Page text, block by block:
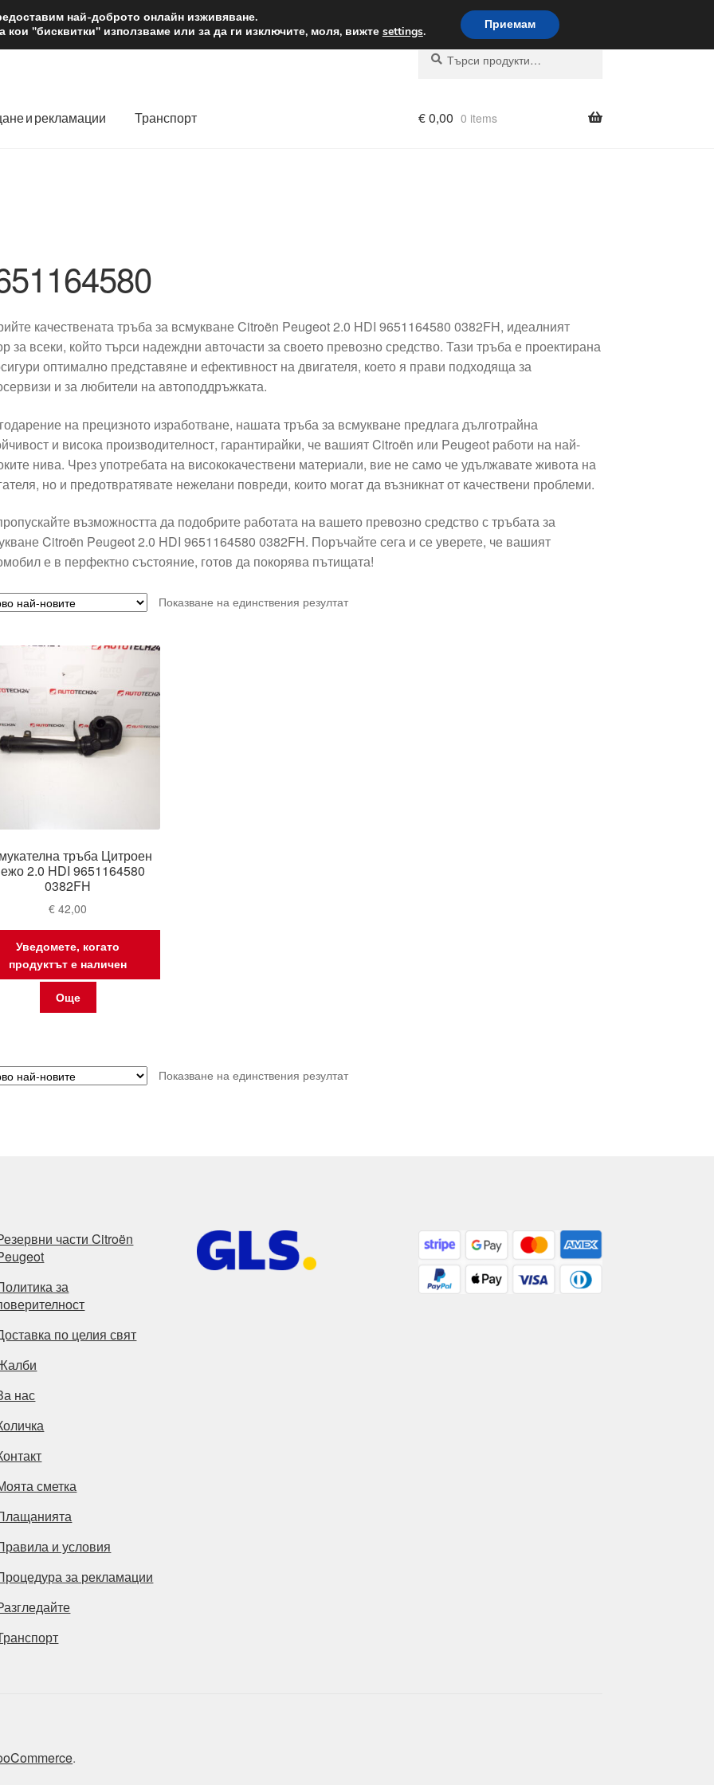
лв. Доставка по целия свят
Търсене
Търсене
и рекламации Транспорт €0,00 0 items
качествената тръба за всмукване Citroën Peugeot 2.0 HDI 9651164580 0382FH, идеалният
за всеки, който търси надеждни авточасти за своето превозно средство. Тази тръба е проектирана
оптимално представяне и ефективност на двигателя, което я прави подходяща за
и за любители на автоподдръжката.
на прецизното изработване, нашата тръба за всмукване предлага дълготрайна
и висока производителност, гарантирайки, че вашият Citroën или Peugeot работи на най-
нива. Чрез употребата на висококачествени материали, вие не само че удължавате живота на
но и предотвратявате нежелани повреди, които могат да възникнат от качествени проблеми.
възможността да подобрите работата на вашето превозно средство с тръбата за
Citroën Peugeot 2.0 HDI 9651164580 0382FH. Поръчайте сега и се уверете, че вашият
е в перфектно състояние, готов да покорява пътищата!
Показване на единствения резултат
тръба Цитроен
2.0 HDI 9651164580
0382FH
€ 42,00
Уведомете, когато
продуктът е наличен
Още
Показване на единствения резултат
части Citroën
за
по целия свят
нас
сметка
и условия
за рекламации
.
най-доброто онлайн изживяване.
"бисквитки" използваме или за да ги изключите, моля, вижте settings. Приемам